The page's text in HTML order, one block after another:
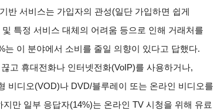
반 서비스는 가입자의 관성(일단 가입하면 쉽게
특정 서비스 대체의 어려움 등으로 인해 거래처를
이 분야에서 소비를 줄일 의향이 있다고 답했다.
고 휴대전화나 인터넷전화(VoIP)를 사용하거나,
비디오(VOD)나 DVD/블루레이 또는 온라인 비디오를
만 일부 응답자(14%)는 온라인 TV 시청을 위해 유료